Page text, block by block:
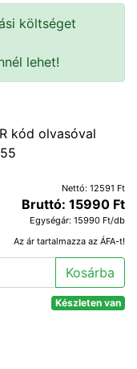
költséget
lehet!
Nettó: 12591 Ft
Bruttó: 15990 Ft
Egységár: 15990 Ft/db
Az ár tartalmazza az ÁFA-t!
Kosárba
Készleten van